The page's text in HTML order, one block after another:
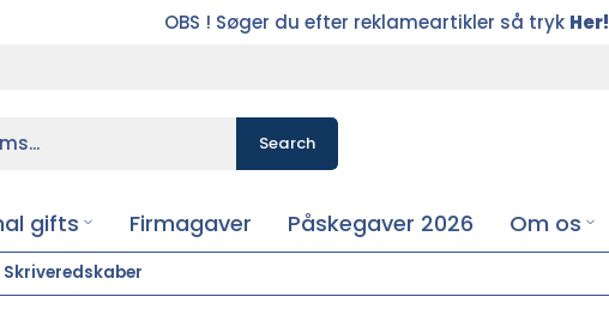
OBS ! Søger du efter reklameartikler så tryk Her!
Search
gifts Firmagaver Påskegaver 2026 Om os
Skriveredskaber